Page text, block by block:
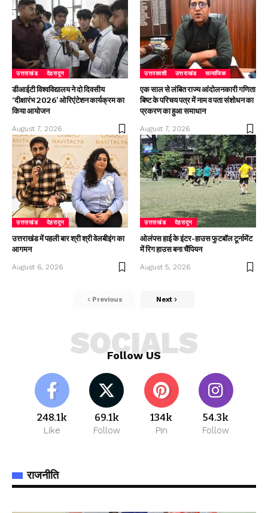
उत्तराखंड देहरादून
डीआईटी विश्वविद्यालय ने दो दिवसीय
‘दीक्षारंभ 2026’ ओरिएंटेशन कार्यक्रम का
किया आयोजन
August 7, 2026
उत्तरकाशी उत्तराखंड सामाजिक
एक साल से लंबित राज्य आंदोलनकारी गणिता
बिष्ट के परिचय पत्र में नाम व पता संशोधन का
प्रकरण का हुआ समाधान
August 7, 2026
उत्तराखंड देहरादून
उत्तराखंड में पहली बार श्री श्री वेलबीइंग का
आगमन
August 6, 2026
उत्तराखंड देहरादून
ओलंपस हाई के इंटर-हाउस फुटबॉल टूर्नामेंट
में रिग हाउस बना चैंपियन
August 5, 2026
Previous Next
Follow US
SOCIALS
248.1k
Like
69.1k
Follow
134k
Pin
54.3k
Follow
राजनीति